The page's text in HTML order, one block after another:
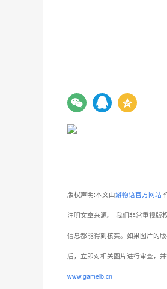
版权声明:本文由游物语官方网站
注明文章来源。 我们非常重视版
信息都能得到核实。如果图片的
后，立即对相关图片进行审查，
www.gameib.cn